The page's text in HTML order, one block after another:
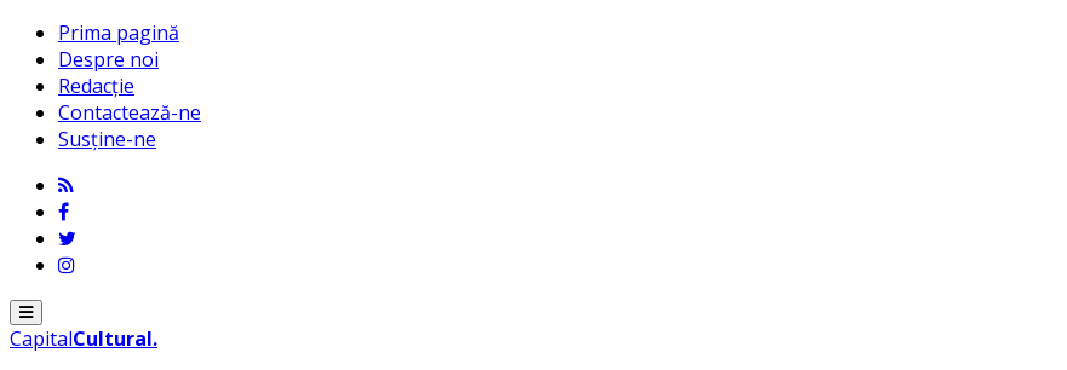
Prima pagină
Despre noi
Redacție
Contactează-ne
Susține-ne
Menu
CapitalCultural.